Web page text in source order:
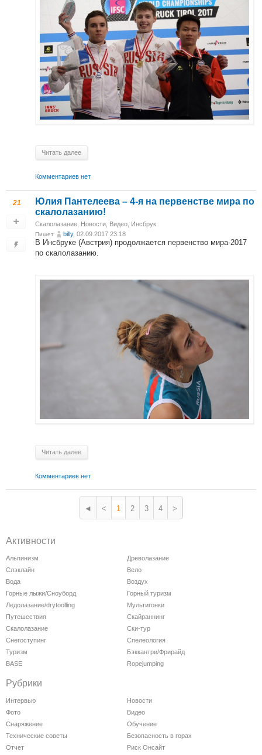
Читать далее
Комментариев нет
21
Юлия Пантелеева – 4-я на первенстве мира по
скалолазанию!
Скалолазание Новости Видео Инсбрук
Пишет billy, 02.09.2017 23:18
В Инсбруке (Австрия) продолжается первенство мира-2017
по скалолазанию.
Читать далее
Комментариев нет
◄ < 1 2 3 4 >
Активности
Альпинизм
Древолазание
Слэклайн
Вело
Вода
Воздух
Горные лыжи/Сноуборд
Горный туризм
Ледолазание/drytoolling
Мультигонки
Путешествия
Скайраннинг
Скалолазание
Ски-тур
Снегоступинг
Спелеология
Туризм
Бэккантри/Фрирайд
BASE
Ropejumping
Рубрики
Интервью
Новости
Фото
Видео
Снаряжение
Обучение
Технические советы
Безопасность в горах
Отчет
Риск Онсайт